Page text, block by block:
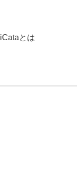
iCataとは